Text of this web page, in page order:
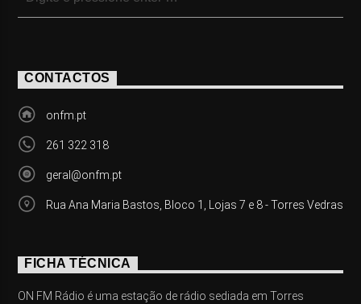
CONTACTOS
onfm.pt
261 322 318
geral@onfm.pt
Rua Ana Maria Bastos, Bloco 1, Lojas 7 e 8 - Torres Vedras
FICHA TÉCNICA
ON FM Rádio é uma estação de rádio sediada em Torres